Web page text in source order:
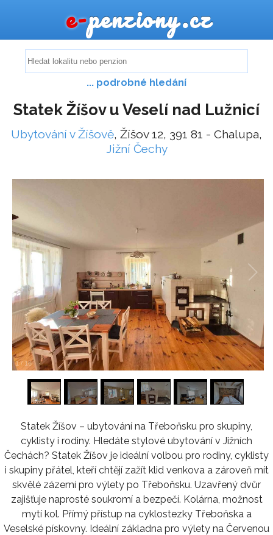
e-penziony.cz
... podrobné hledání
Statek Žíšov u Veselí nad Lužnicí
Ubytování v Žíšově, Žíšov 12, 391 81 - Chalupa,
Jižní Čechy
1/ 16
Statek Žíšov – ubytování na Třeboňsku pro skupiny,
cyklisty i rodiny. Hledáte stylové ubytování v Jižních
Čechách? Statek Žíšov je ideální volbou pro rodiny, cyklisty
i skupiny přátel, kteří chtějí zažít klid venkova a zároveň mít
skvělé zázemí pro výlety po Třeboňsku. Uzavřený dvůr
zajišťuje naprosté soukromí a bezpečí. Kolárna, možnost
mytí kol. Přímý přístup na cyklostezky Třeboňska a
Veselské pískovny. Ideální základna pro výlety na Červenou